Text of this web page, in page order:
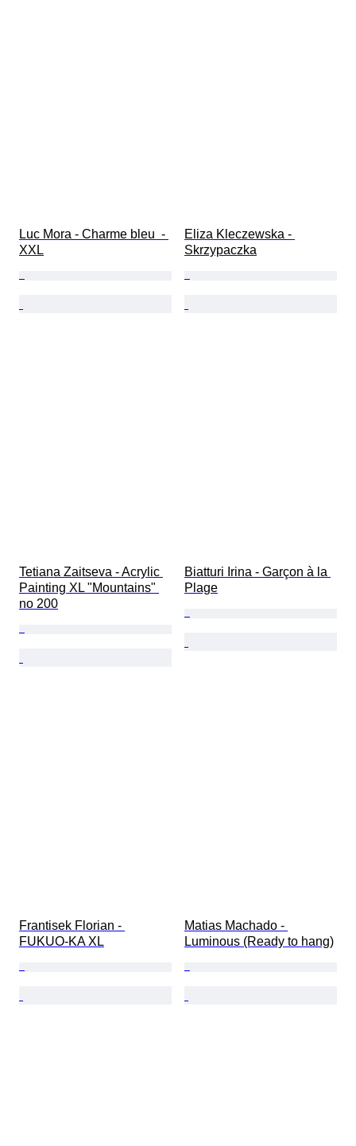
Luc Mora - Charme bleu  -
XXL
Eliza Kleczewska -
Skrzypaczka
Tetiana Zaitseva - Acrylic
Painting XL "Mountains"
no 200
Biatturi Irina - Garçon à la
Plage
Frantisek Florian -
FUKUO-KA XL
Matias Machado -
Luminous (Ready to hang)